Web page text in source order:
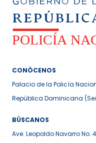
CONÓCENOS
Palacio de la Policía
República Dominicana
BÚSCANOS
Ave. Leopoldo Navarro No.